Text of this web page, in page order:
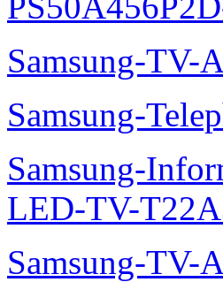
Samsung-TV-
Samsung-
Samsung-
LED-TV-
Samsung-TV-